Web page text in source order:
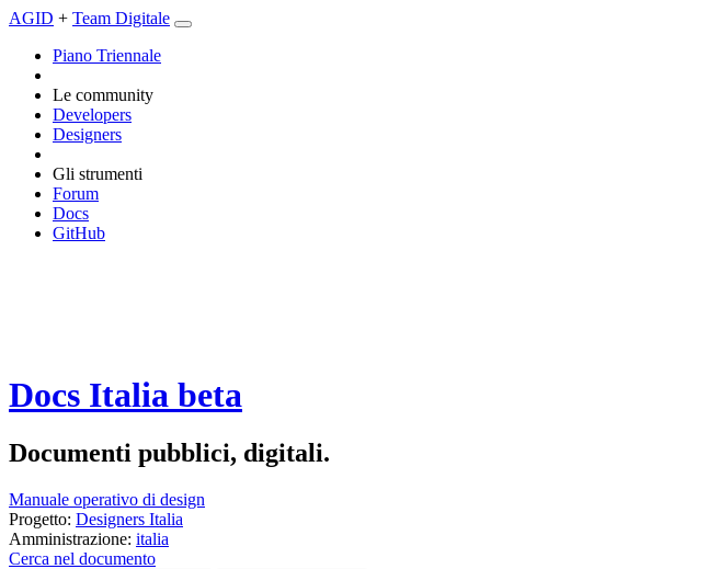
AGID + Team Digitale
Piano Triennale
Le community
Developers
Designers
Gli strumenti
Forum
Docs
GitHub
Docs Italia beta
Documenti pubblici, digitali.
Manuale operativo di design
Progetto: Designers Italia
Amministrazione: italia
Cerca nel documento